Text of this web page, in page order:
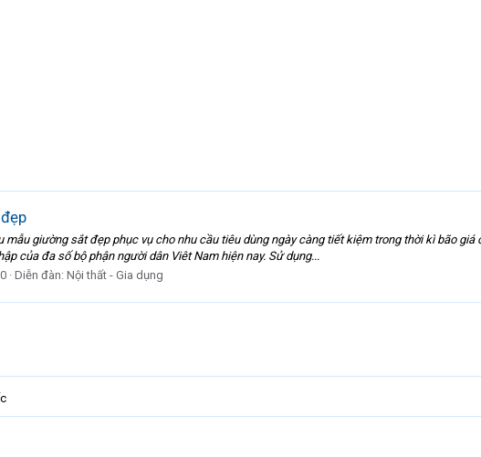
mẫu giường sắt đẹp phục vụ cho nhu cầu tiêu dùng ngày càng tiết kiệm trong thời kì bão
của đa số bộ phận người dân Viêt Nam hiện nay. Sử dụng...
Diễn đàn: Nội thất - Gia dụng